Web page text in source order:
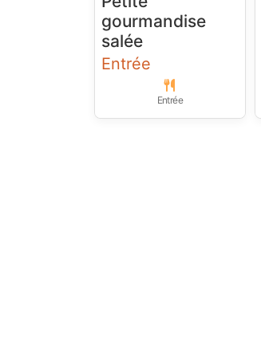
gourmandise
salée
Entrée
Entrée